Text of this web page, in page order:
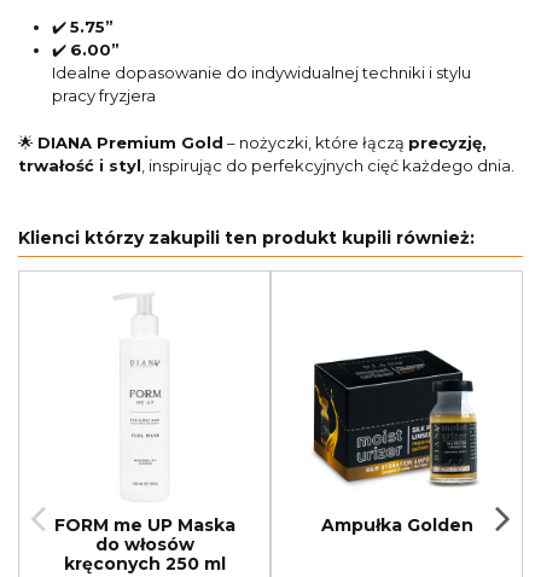
✔️5.75”
✔️ 6.00”
Idealne dopasowanie do indywidualnej techniki i stylu
pracy fryzjera
🌟 DIANA Premium Gold – nożyczki, które łączą precyzję,
trwałość i styl , inspirując do perfekcyjnych cięć każdego dnia.
Klienci którzy zakupili ten produkt kupili również:
FORM me UP Maska
do włosów
kręconych 250 ml
Ampułka Golden